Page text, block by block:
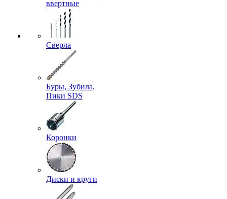
ввертные
Сверла
Буры, Зубила,
Пики SDS
Коронки
Диски и круги